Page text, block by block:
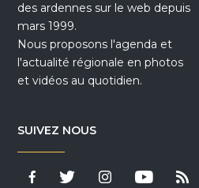
des ardennes sur le web depuis
mars 1999.
Nous proposons l'agenda et
l'actualité régionale en photos
et vidéos au quotidien.
SUIVEZ NOUS